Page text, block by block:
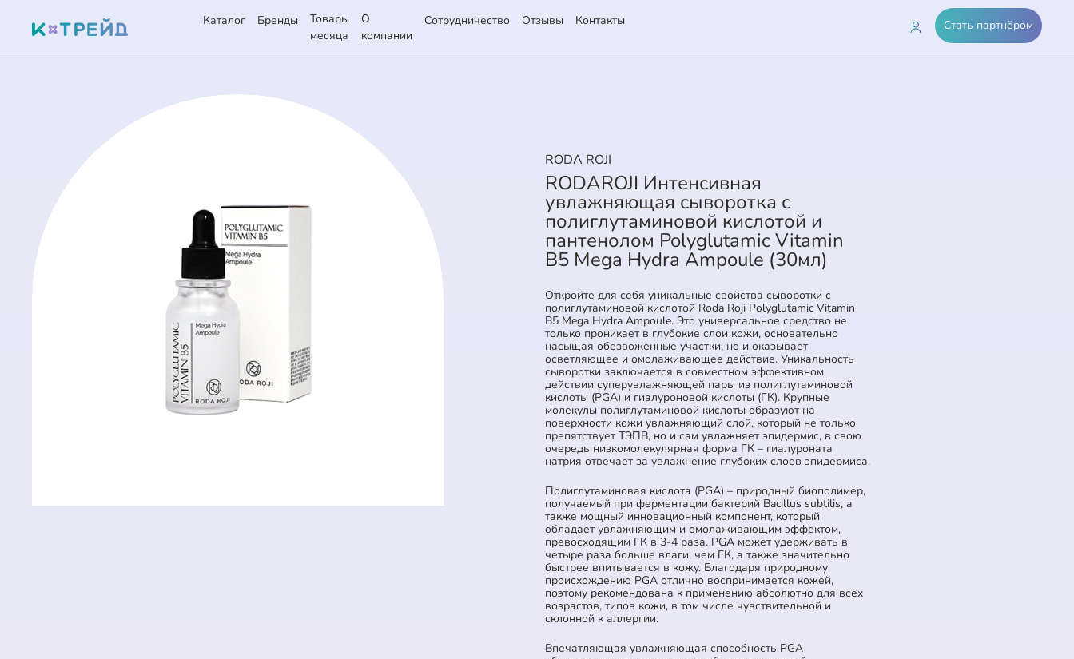
Каталог Бренды
Товары
месяца
О
компании
Сотрудничество Отзывы Контакты Стать партнёром
RODA ROJI
RODAROJI Интенсивная
увлажняющая сыворотка с
полиглутаминовой кислотой и
пантенолом Polyglutamic Vitamin
B5 Mega Hydra Ampoule (30мл)
Откройте для себя уникальные свойства сыворотки с
полиглутаминовой кислотой Roda Roji Polyglutamic Vitamin
B5 Mega Hydra Ampoule. Это универсальное средство не
только проникает в глубокие слои кожи, основательно
насыщая обезвоженные участки, но и оказывает
осветляющее и омолаживающее действие. Уникальность
сыворотки заключается в совместном эффективном
действии суперувлажняющей пары из полиглутаминовой
кислоты (PGA) и гиалуроновой кислоты (ГК). Крупные
молекулы полиглутаминовой кислоты образуют на
поверхности кожи увлажняющий слой, который не только
препятствует ТЭПВ, но и сам увлажняет эпидермис, в свою
очередь низкомолекулярная форма ГК – гиалуроната
натрия отвечает за увлажнение глубоких слоев эпидермиса.
Полиглутаминовая кислота (PGA) – природный биополимер,
получаемый при ферментации бактерий Bacillus subtilis, а
также мощный инновационный компонент, который
обладает увлажняющим и омолаживающим эффектом,
превосходящим ГК в 3-4 раза. PGA может удерживать в
четыре раза больше влаги, чем ГК, а также значительно
быстрее впитывается в кожу. Благодаря природному
происхождению PGA отлично воспринимается кожей,
поэтому рекомендована к применению абсолютно для всех
возрастов, типов кожи, в том числе чувствительной и
склонной к аллергии.
Впечатляющая увлажняющая способность PGA